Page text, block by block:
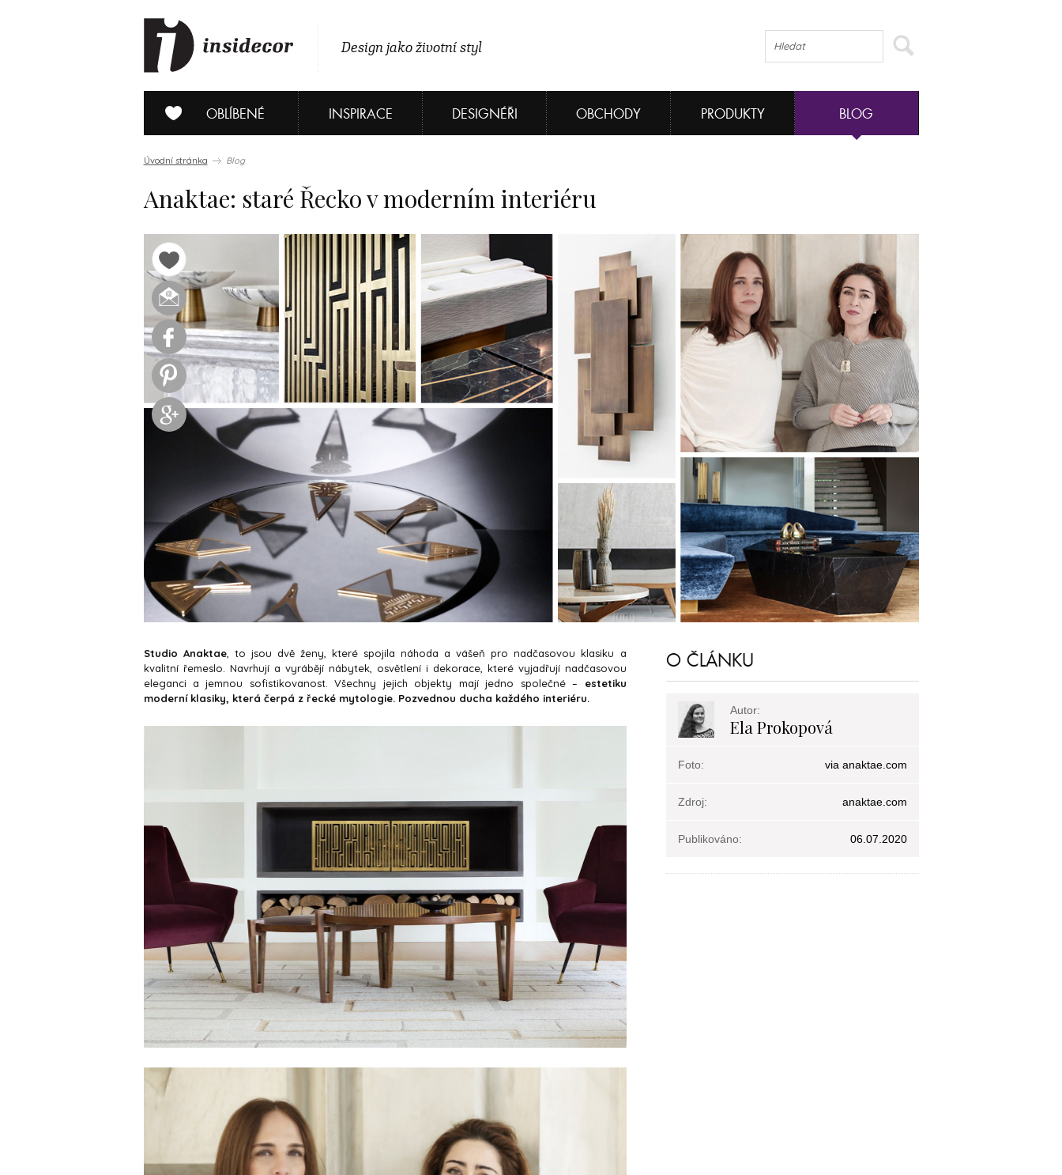
Design jako životní styl
OBLÍBENÉ INSPIRACE DESIGNÉŘI OBCHODY PRODUKTY BLOG
Úvodní stránka Blog
Anaktae: staré Řecko v moderním interiéru
Studio Anaktae, to jsou dvě ženy, které spojila náhoda a vášeň pro nadčasovou klasiku a
kvalitní řemeslo. Navrhují a vyrábějí nábytek, osvětlení i dekorace, které vyjadřují nadčasovou
eleganci a jemnou sofistikovanost. Všechny jejich objekty mají jedno společné – estetiku
moderní klasiky, která čerpá z řecké mytologie. Pozvednou ducha každého interiéru.
O ČLÁNKU
Autor:
Ela Prokopová
Foto: via anaktae.com
Zdroj: anaktae.com
Publikováno: 06.07.2020